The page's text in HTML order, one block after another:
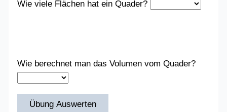
Wie viele Flächen hat ein Quader?
Wie berechnet man das Volumen vom Quader?
Übung Auswerten